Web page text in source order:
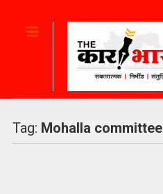
Tag: Mohalla committee